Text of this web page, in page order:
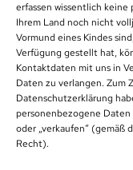
erfassen wissentlich
Ihrem Land noch nicht
Vormund eines Kindes
Verfügung gestellt hat,
Kontaktdaten mit uns in
Daten zu verlangen. Zum
Datenschutzerklärung
personenbezogene Daten
oder „verkaufen“
Recht).